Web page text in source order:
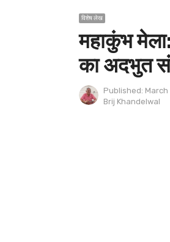
विशेष लेख
महाकुंभ
का अदभुत
Published: March
Author
Brij Khandelwal